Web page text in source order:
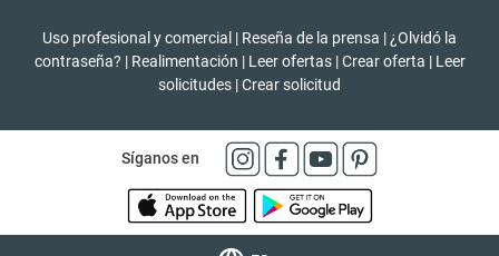
Uso profesional y comercial | Reseña de la prensa | ¿Olvidó la
contraseña? | Realimentación | Leer ofertas | Crear oferta | Leer
solicitudes |Crear solicitud
Síganos en